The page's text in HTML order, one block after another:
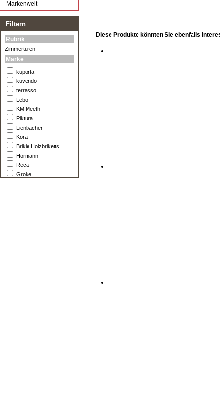
Diese Produkte könnten Sie ebenfalls
Markenwelt
Filtern
Rubrik
Zimmertüren
Marke
kuporta
kuvendo
terrasso
Lebo
KM Meeth
Piktura
Lienbacher
Kora
Brikie Holzbriketts
Hörmann
Reca
Groke